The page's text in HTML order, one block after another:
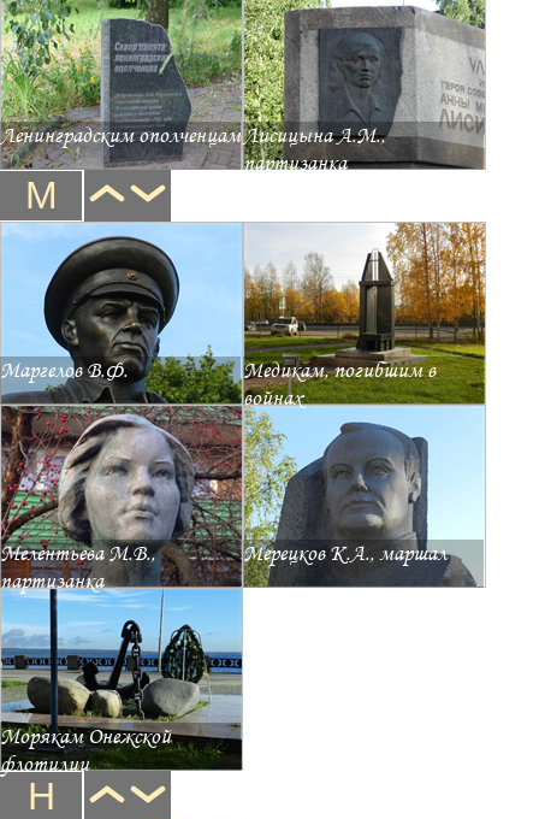
Ленинградским ополченцамЛисицына А.М.,
партизанка
М
Маргелов В.Ф.
Медикам, погибшим в
войнах
Мелентьева М.В.,
партизанка
Мерецков К.А., маршал
Морякам Онежской
флотилии
Н